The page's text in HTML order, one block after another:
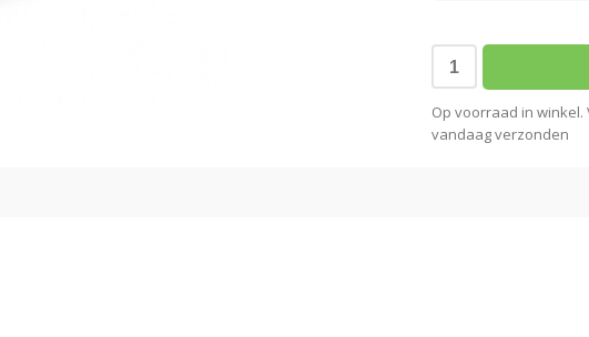
Op voorraad in winkel.
vandaag verzonden